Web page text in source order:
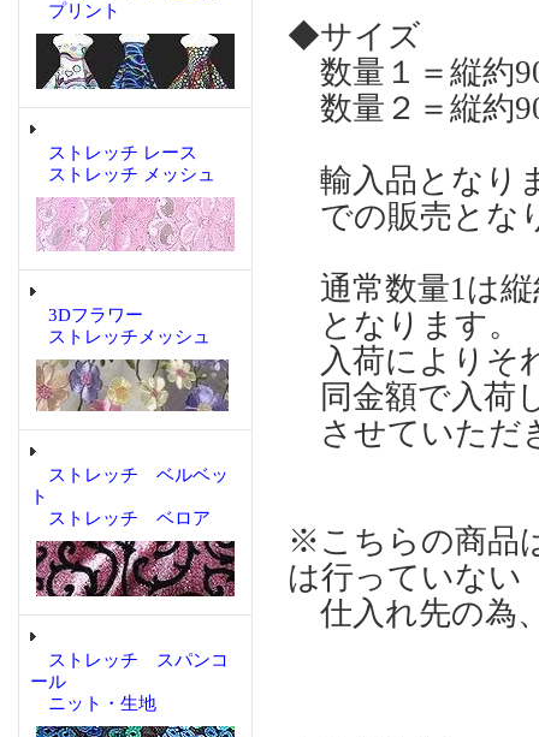
プリント
ストレッチ レース
ストレッチ メッシュ
3Dフラワー
ストレッチメッシュ
ストレッチ ベルベッ
ト
ストレッチ ベロア
ストレッチ スパンコ
ール
ニット・生地
◆サイズ
数量１＝縦約
数量２＝縦約
輸入品となり
での販売とな
通常数量1は縦
となります。
入荷によりそ
同金額で入荷
させていただ
※こちらの商品
は行っていない
仕入れ先の為